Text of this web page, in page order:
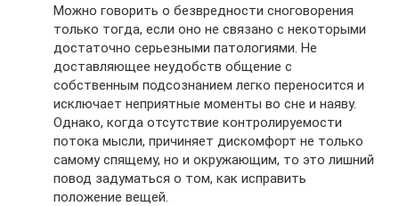
Можно говорить о безвредности сноговорения
только тогда, если оно не связано с некоторыми
достаточно серьезными патологиями. Не
доставляющее неудобств общение с
собственным подсознанием легко переносится и
исключает неприятные моменты во сне и наяву.
Однако, когда отсутствие контролируемости
потока мысли, причиняет дискомфорт не только
самому спящему, но и окружающим, то это лишний
повод задуматься о том, как исправить
положение вещей.